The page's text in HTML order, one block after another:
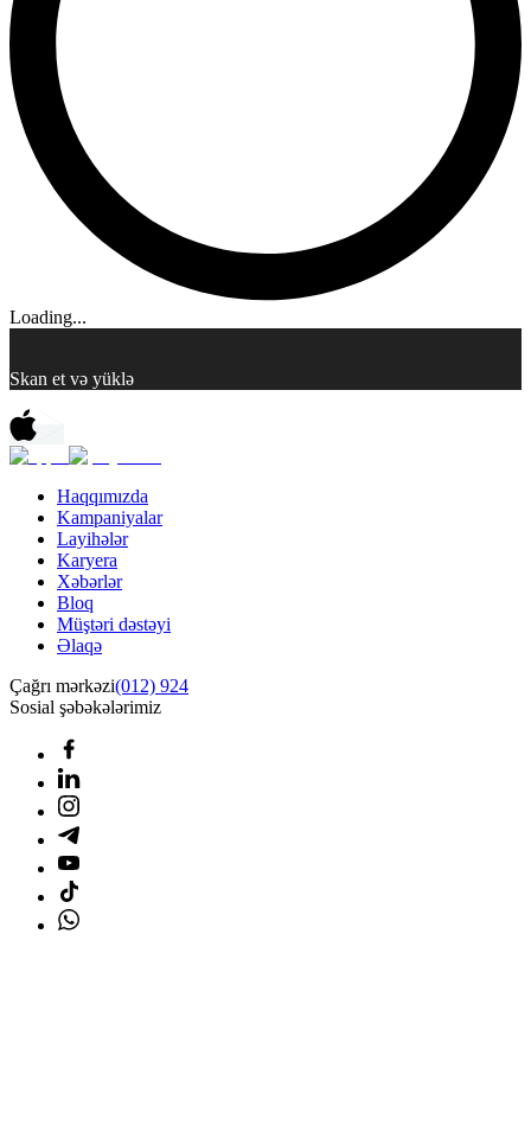
Loading...
Skan et və yüklə
Haqqımızda
Kampaniyalar
Layihələr
Karyera
Xəbərlər
Bloq
Müştəri dəstəyi
Əlaqə
Çağrı mərkəzi(012) 924
Sosial şəbəkələrimiz